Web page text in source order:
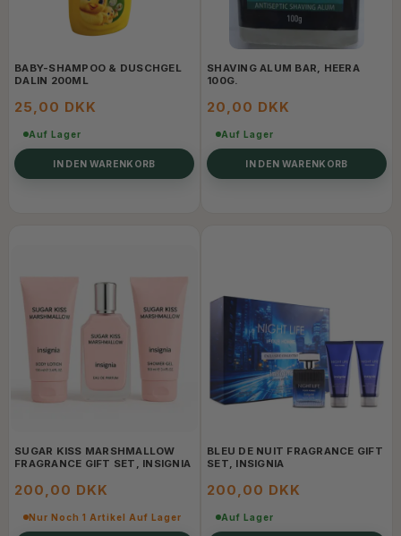
BABY-SHAMPOO & DUSCHGEL
DALIN 200ML
25,00 DKK
Auf Lager
IN DEN WARENKORB
SHAVING ALUM BAR, HEERA
100G.
20,00 DKK
Auf Lager
IN DEN WARENKORB
SUGAR KISS MARSHMALLOW
FRAGRANCE GIFT SET, INSIGNIA
200,00 DKK
Nur Noch 1 Artikel Auf Lager
BLEU DE NUIT FRAGRANCE GIFT
SET, INSIGNIA
200,00 DKK
Auf Lager